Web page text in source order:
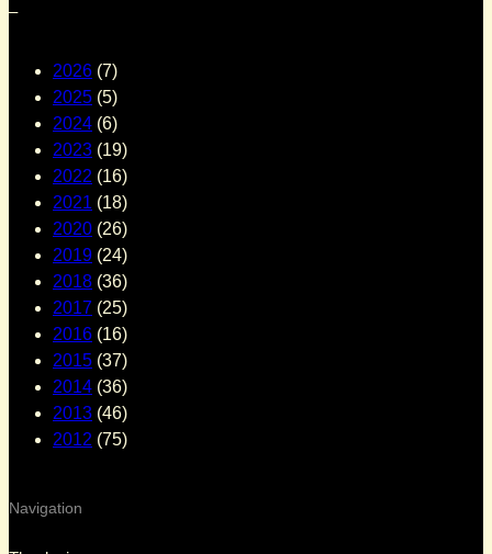
–
2026 (7)
2025 (5)
2024 (6)
2023 (19)
2022 (16)
2021 (18)
2020 (26)
2019 (24)
2018 (36)
2017 (25)
2016 (16)
2015 (37)
2014 (36)
2013 (46)
2012 (75)
Navigation